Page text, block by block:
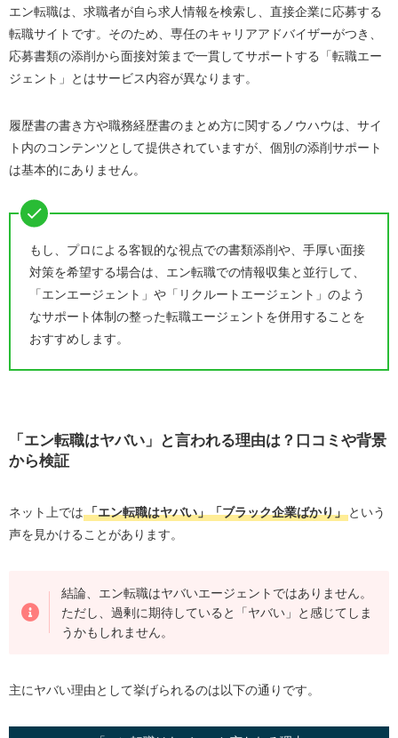
エン転職は、求職者が自ら求人情報を検索し、直接企業に応募する
転職サイトです。そのため、専任のキャリアアドバイザーがつき、
応募書類の添削から面接対策まで一貫してサポートする「転職エー
ジェント」とはサービス内容が異なります。
履歴書の書き方や職務経歴書のまとめ方に関するノウハウは、サイ
ト内のコンテンツとして提供されていますが、個別の添削サポート
は基本的にありません。
もし、プロによる客観的な視点での書類添削や、手厚い面接
対策を希望する場合は、エン転職での情報収集と並行して、
「エンエージェント」や「リクルートエージェント」のよう
なサポート体制の整った転職エージェントを併用することを
おすすめします。
「エン転職はヤバい」と言われる理由は？口コミや背景
から検証
ネット上では「エン転職はヤバい」「ブラック企業ばかり」という
声を見かけることがあります。
結論、エン転職はヤバいエージェントではありません。
ただし、過剰に期待していると「ヤバい」と感じてしま
うかもしれません。
主にヤバい理由として挙げられるのは以下の通りです。